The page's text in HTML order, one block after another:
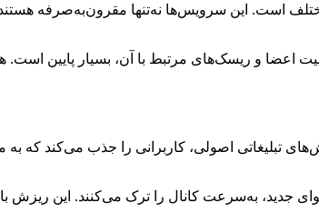
است. این سرویس‌ها نه‌تنها مقرون‌به‌صرفه
اعضا و ریسک‌های مرتبط با آن، بسیار پایین
تبلیغاتی اصولی، کاربرانی را جذب می‌کند که به
جدید، به‌سرعت کانال را ترک می‌کنند. این ریزش